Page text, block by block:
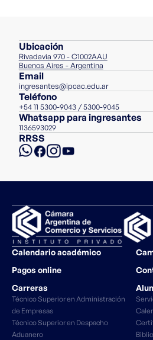
Técnico
Superior en
Seguridad e
Higiene en el
Trabajo
Humanos
Técnico
Superior en
Seguridad e
Higiene en el
Trabajo
Ubicación
Rivadavia 970 - C1002AAU
Buenos Aires - Argentina
Email
ingresantes@ipcac.edu.ar
Teléfono
+54 11 5300-9043 / 5300-9045
Whatsapp para ingresantes
1136593029
RRSS
Calendario académico
Pagos online
Carreras
Técnico Superior en Administración
de Empresas
Técnico Superior en Despacho
Aduanero